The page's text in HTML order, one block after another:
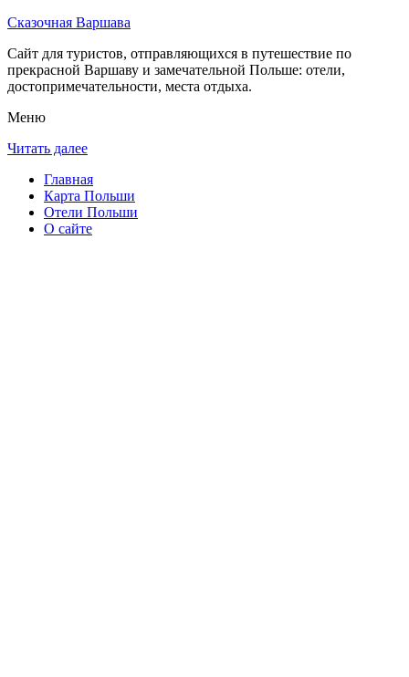
Сказочная Варшава
Сайт для туристов, отправляющихся в путешествие по
прекрасной Варшаву и замечательной Польше: отели,
достопримечательности, места отдыха.
Меню
Читать далее
Главная
Карта Польши
Отели Польши
О сайте